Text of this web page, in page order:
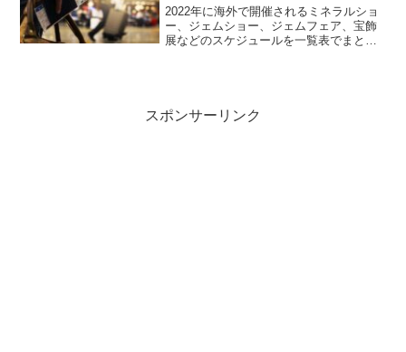
2022年に海外で開催されるミネラルショ
ー、ジェムショー、ジェムフェア、宝飾
展などのスケジュールを一覧表でまとめ
スポンサーリンク